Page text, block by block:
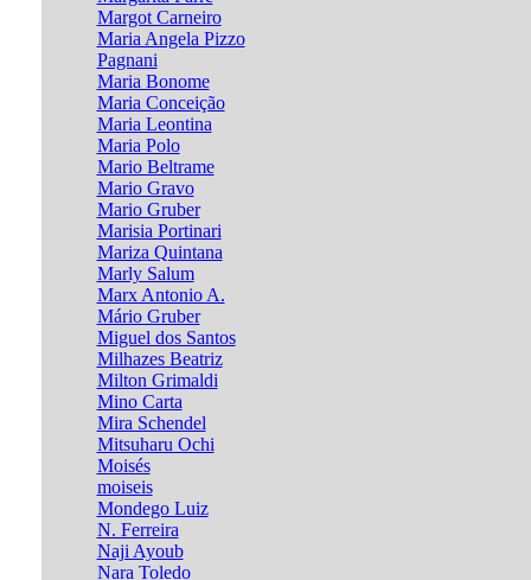
Margot Carneiro
Maria Angela Pizzo
Pagnani
Maria Bonome
Maria Conceição
Maria Leontina
Maria Polo
Mario Beltrame
Mario Gravo
Mario Gruber
Marisia Portinari
Mariza Quintana
Marly Salum
Marx Antonio A.
Mário Gruber
Miguel dos Santos
Milhazes Beatriz
Milton Grimaldi
Mino Carta
Mira Schendel
Mitsuharu Ochi
Moisés
moiseis
Mondego Luiz
N. Ferreira
Naji Ayoub
Nara Toledo